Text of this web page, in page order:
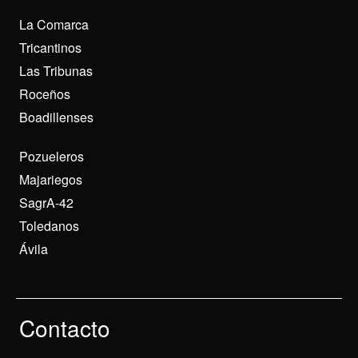
La Comarca
Tricantinos
Las Tribunas
Roceños
Boadillenses
Pozueleros
Majariegos
SagrA-42
Toledanos
Ávila
Contacto